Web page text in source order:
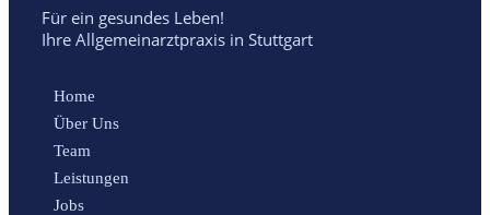
Für ein gesundes Leben!
Ihre Allgemeinarztpraxis in Stuttgart
Home
Über Uns
Team
Leistungen
Jobs